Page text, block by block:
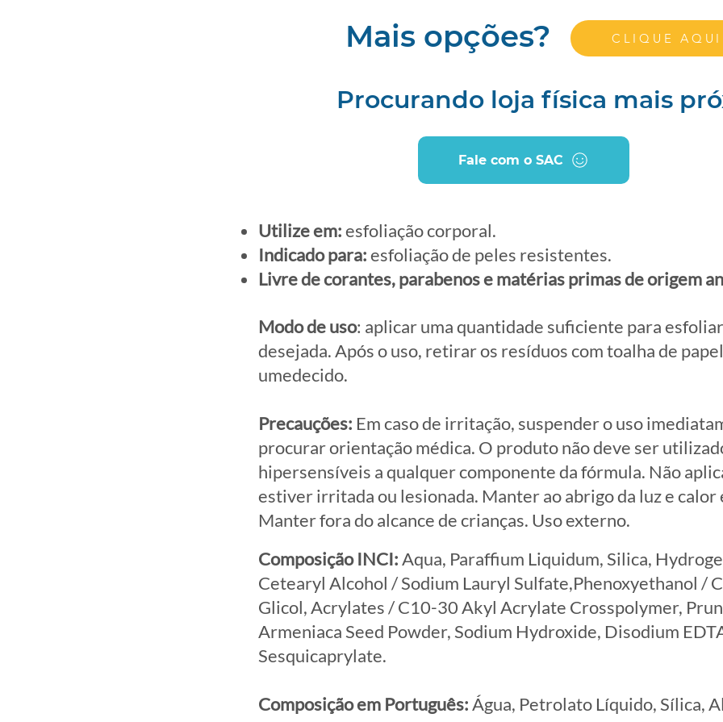
Mais opções? CLIQUE AQUI
Procurando loja física mais
Fale com o SAC
Utilize em:esfoliação corporal.
Indicado para:esfoliação de peles resistentes.
Livre de corantes, parabenos e matérias primas de origem
Modo de uso: aplicar uma quantidade suficiente para
desejada. Após o uso, retirar os resíduos com toalha de
umedecido.
Precauções: Em caso de irritação, suspender o uso
procurar orientação médica. O produto não deve ser
hipersensíveis a qualquer componente da fórmula. Não
estiver irritada ou lesionada. Manter ao abrigo da luz e calor
Manter fora do alcance de crianças. Uso externo.
Composição INCI:Aqua, Paraffium Liquidum, Silica,
Cetearyl Alcohol / Sodium Lauryl Sulfate,Phenoxyethanol /
Glicol, Acrylates / C10-30 Akyl Acrylate Crosspolymer,
Armeniaca Seed Powder, Sodium Hydroxide, Disodium
Sesquicaprylate.
Composição em Português:Água, Petrolato Líquido, Sílica,